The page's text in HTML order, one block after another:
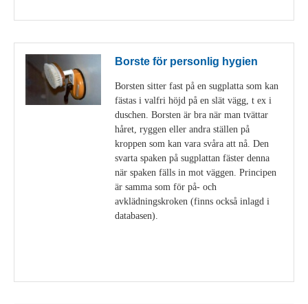
Borste för personlig hygien
Borsten sitter fast på en sugplatta som kan
fästas i valfri höjd på en slät vägg, t ex i
duschen. Borsten är bra när man tvättar
håret, ryggen eller andra ställen på
kroppen som kan vara svåra att nå. Den
svarta spaken på sugplattan fäster denna
när spaken fälls in mot väggen. Principen
är samma som för på- och
avklädningskroken (finns också inlagd i
databasen).